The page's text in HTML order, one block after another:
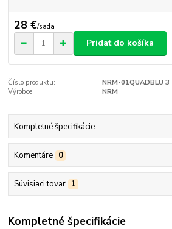
28 €/sada
Pridať do košíka
Číslo produktu:
NRM-01QUADBLU 3
Výrobce:
NRM
Kompletné špecifikácie
Komentáre 0
Súvisiaci tovar 1
Kompletné špecifikácie